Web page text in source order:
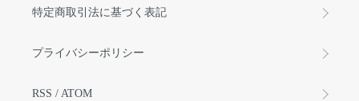
特定商取引法に基づく表記
プライバシーポリシー
RSS / ATOM